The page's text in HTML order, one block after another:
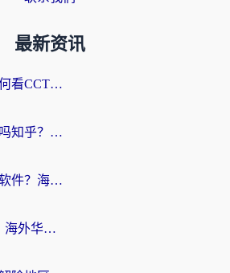
最新资讯
海外党亲测：在海外如何看CCTV？告别“仅限大陆播放”的实用指南
央视影音在海外可以看吗知乎？留学生亲测：3步解决地域限制+追剧自由
在国外怎么看咪咕视频软件？海外党亲测有效的回国加速方案
12123在国外能登录吗？海外华人必看的回国加速实用指南